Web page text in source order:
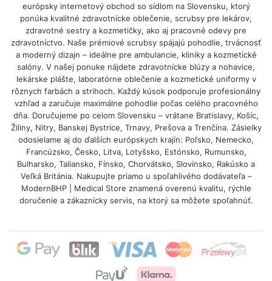
európsky internetový obchod so sídlom na Slovensku, ktorý
ponúka kvalitné zdravotnícke oblečenie, scrubsy pre lekárov,
zdravotné sestry a kozmetičky, ako aj pracovné odevy pre
zdravotníctvo. Naše prémiové scrubsy spájajú pohodlie, trvácnosť
a moderný dizajn – ideálne pre ambulancie, kliniky a kozmetické
salóny. V našej ponuke nájdete zdravotnícke blúzy a nohavice,
lekárske plášte, laboratórne oblečenie a kozmetické uniformy v
rôznych farbách a strihoch. Každý kúsok podporuje profesionálny
vzhľad a zaručuje maximálne pohodlie počas celého pracovného
dňa. Doručujeme po celom Slovensku – vrátane Bratislavy, Košíc,
Žiliny, Nitry, Banskej Bystrice, Trnavy, Prešova a Trenčína. Zásielky
odosielame aj do ďalších európskych krajín: Poľsko, Nemecko,
Francúzsko, Česko, Litva, Lotyšsko, Estónsko, Rumunsko,
Bulharsko, Taliansko, Fínsko, Chorvátsko, Slovinsko, Rakúsko a
Veľká Británia. Nakupujte priamo u spoľahlivého dodávateľa –
ModernBHP | Medical Store znamená overenú kvalitu, rýchle
doručenie a zákaznícky servis, na ktorý sa môžete spoľahnúť.